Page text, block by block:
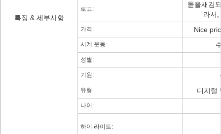
특징 & 세부사항
로고:
돋을새김
라서
가격: Nice
시계 운동:
성별:
기원:
유형: 디지털
나이:
하이 라이트: